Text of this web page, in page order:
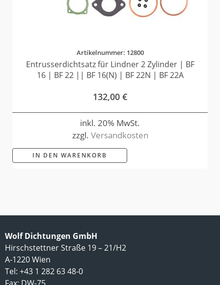
Artikelnummer: 12800
Entrusserdichtsatz für Lindner 2 Zylinder | BF
16 | BF 22 || BF 16(N) | BF 22N | BF 22A
132,00 €
inkl. 20% MwSt.
zzgl. Versandkosten
IN DEN WARENKORB
Wolf Dichtungen GmbH
Hirschstettner Straße 19 – 21/H2
A-1220 Wien
Tel: +43 1 282 63 48-0